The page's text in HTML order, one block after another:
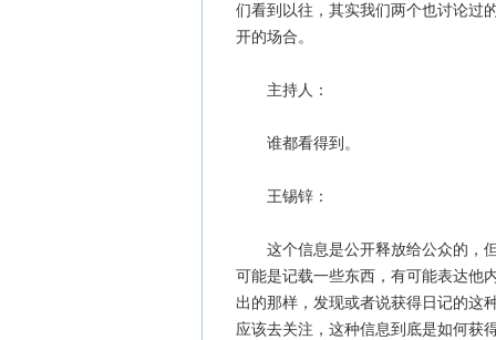
们看到以往，其实我们两个也讨论过
开的场合。
主持人：
谁都看得到。
王锡锌：
这个信息是公开释放给公众的，但
可能是记载一些东西，有可能表达他
出的那样，发现或者说获得日记的这
应该去关注，这种信息到底是如何获